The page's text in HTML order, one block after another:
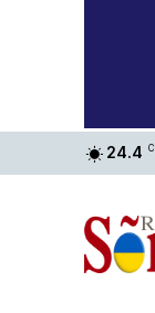
24.4 C